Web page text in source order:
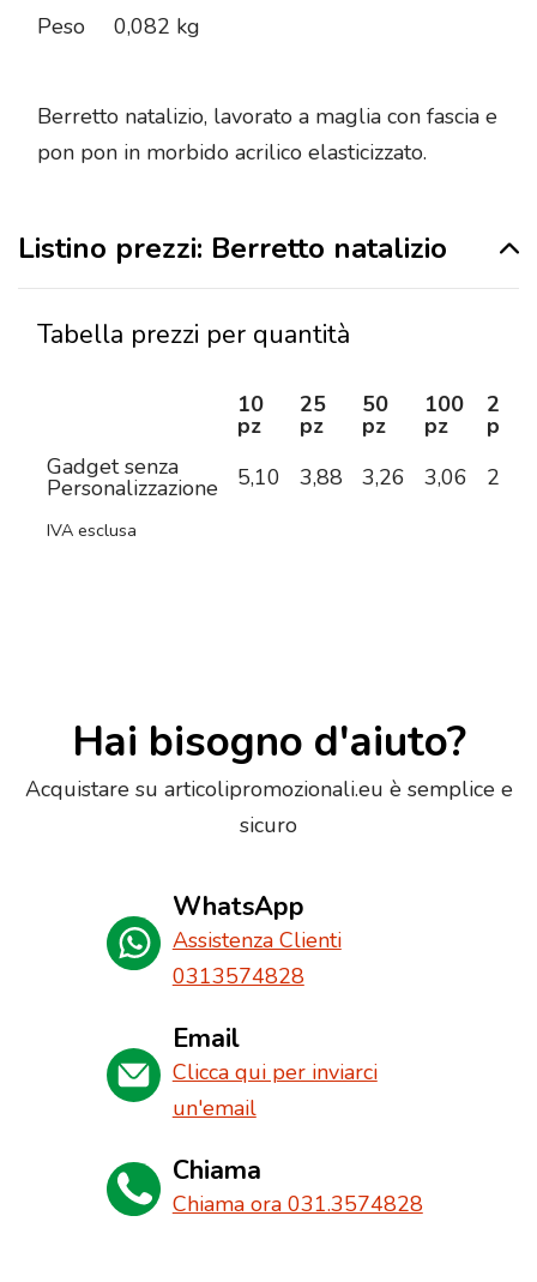
Peso
0,082 kg
Berretto natalizio, lavorato a maglia con fascia e
pon pon in morbido acrilico elasticizzato.
Listino prezzi: Berretto natalizio
Tabella prezzi per quantità
10
pz
25
pz
50
pz
100
pz
250
pz
Gadget senza
Personalizzazione 5,10 3,88 3,26 3,06 2,88
IVA esclusa
Hai bisogno d'aiuto?
Acquistare su articolipromozionali.eu è semplice e
sicuro
WhatsApp
Assistenza Clienti
0313574828
Email
Clicca qui per inviarci
un'email
Chiama
Chiama ora 031.3574828